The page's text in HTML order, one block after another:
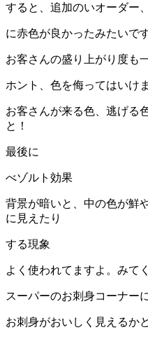
すると、追加のいオーダー
に赤色が良かったみたいです
お客さんの盛り上がり度も
ホント、色を侮ってはいけ
お客さんが来る色、逃げる
と！
最後に
べゾルト効果
背景が暗いと、中の色が鮮
に見えたり
する現象
よく使われてますよ。みて
スーパーのお刺身コーナー
お刺身がおいしく見えるか